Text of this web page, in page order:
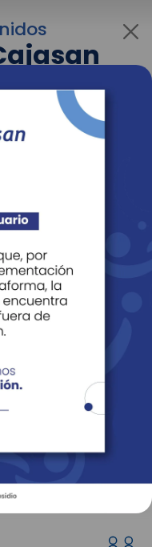
tu interés más
Servicios En Línea